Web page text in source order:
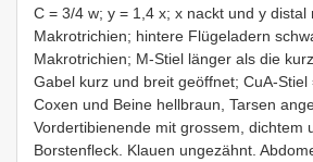
C = 3/4 w; y = 1,4 x; x nackt und y distal
Makrotrichien; hintere Flügeladern
Makrotrichien; M-Stiel länger als die
Gabel kurz und breit geöffnet; CuA-Stiel
Coxen und Beine hellbraun, Tarsen
Vordertibienende mit grossem, dichtem
Borstenfleck. Klauen ungezähnt.